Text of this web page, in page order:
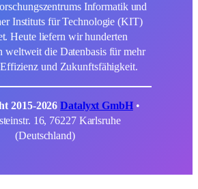
Informatik und
Instituts für Technologie (KIT)
Heute liefern wir hunderten
weltweit die Datenbasis für mehr
und Zukunftsfähigkeit.
2015-2026Datalyxt GmbH•
16, 76227 Karlsruhe
(Deutschland)